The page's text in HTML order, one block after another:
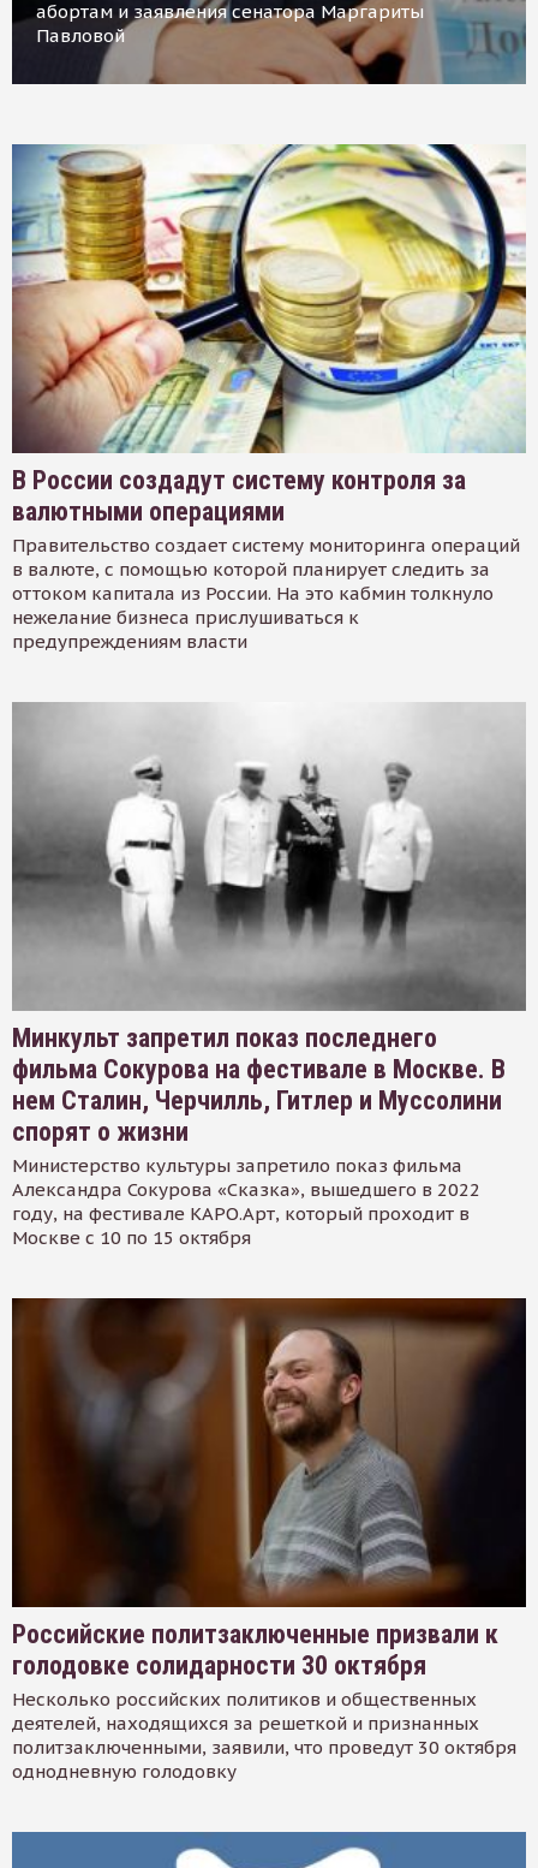
абортам и заявления сенатора Маргариты
Павловой
В России создадут систему контроля за
валютными операциями
Правительство создает систему мониторинга операций
в валюте, с помощью которой планирует следить за
оттоком капитала из России. На это кабмин толкнуло
нежелание бизнеса прислушиваться к
предупреждениям власти
Минкульт запретил показ последнего
фильма Сокурова на фестивале в Москве. В
нем Сталин, Черчилль, Гитлер и Муссолини
спорят о жизни
Министерство культуры запретило показ фильма
Александра Сокурова «Сказка», вышедшего в 2022
году, на фестивале КАРО.Арт, который проходит в
Москве с 10 по 15 октября
Российские политзаключенные призвали к
голодовке солидарности 30 октября
Несколько российских политиков и общественных
деятелей, находящихся за решеткой и признанных
политзаключенными, заявили, что проведут 30 октября
однодневную голодовку